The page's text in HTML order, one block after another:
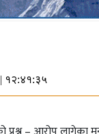
| १२:४१:३५